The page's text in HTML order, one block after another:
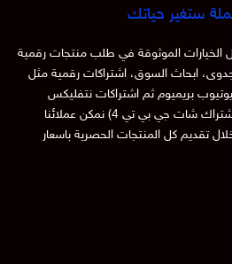
ستغير حياتك
الموثوقة في طلب منتجات رقمية
ابحاث السوق، اشتراكات رقمية مثل
بريميوم ثم اشتراكات نتفليكس
وادوات الذكاء الاصطناعي مثل اشتراك شات جي بي تي 4) نمكن عملائنا
تقديم كل المنتجات الحصرية باسعار